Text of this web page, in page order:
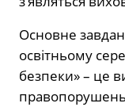
Основне
освітньому
безпеки» – це